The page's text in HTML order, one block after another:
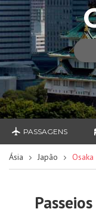
PASSAGENS
Ásia Japão Osaka